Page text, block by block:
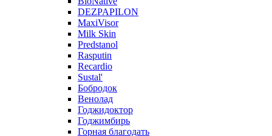
DEZPAPILON
MaxiVisor
Milk Skin
Predstanol
Rasputin
Recardio
Sustal'
Бобродок
Венолад
Годжидоктор
Годжимбирь
Горная благодать